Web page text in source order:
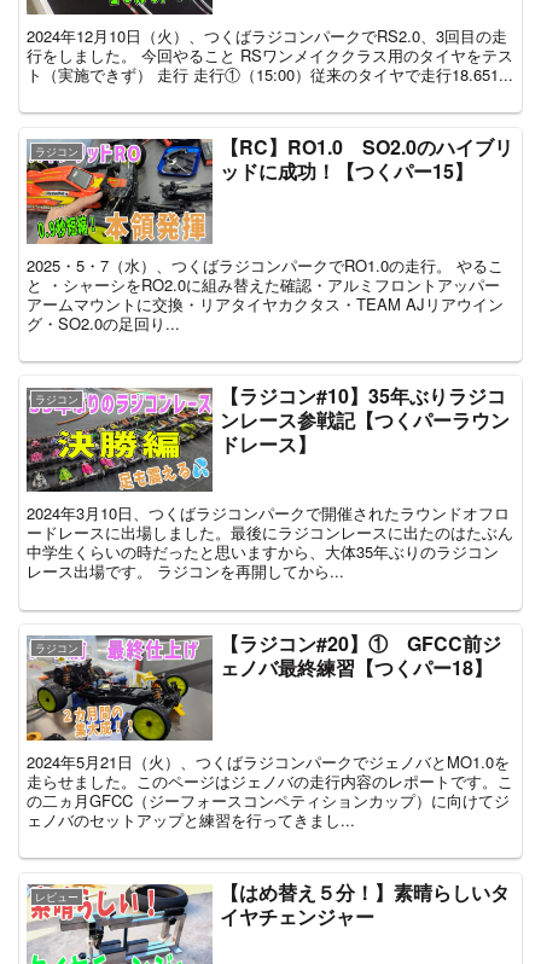
2024年12月10日（火）、つくばラジコンパークでRS2.0、3回目の走
行をしました。 今回やること RSワンメイククラス用のタイヤをテス
ト（実施できず） 走行 走行①（15:00）従来のタイヤで走行18.651...
ラジコン
【RC】RO1.0 SO2.0のハイブリ
ッドに成功！【つくパー15】
2025・5・7（水）、つくばラジコンパークでRO1.0の走行。 やるこ
と ・シャーシをRO2.0に組み替えた確認・アルミフロントアッパー
アームマウントに交換・リアタイヤカクタス・TEAM AJリアウイン
グ・SO2.0の足回り...
ラジコン
【ラジコン#10】35年ぶりラジコ
ンレース参戦記【つくパーラウン
ドレース】
2024年3月10日、つくばラジコンパークで開催されたラウンドオフロ
ードレースに出場しました。最後にラジコンレースに出たのはたぶん
中学生くらいの時だったと思いますから、大体35年ぶりのラジコン
レース出場です。 ラジコンを再開してから...
ラジコン
【ラジコン#20】① GFCC前ジ
ェノバ最終練習【つくパー18】
2024年5月21日（火）、つくばラジコンパークでジェノバとMO1.0を
走らせました。このページはジェノバの走行内容のレポートです。こ
の二ヵ月GFCC（ジーフォースコンペティションカップ）に向けてジ
ェノバのセットアップと練習を行ってきまし...
レビュー
【はめ替え５分！】素晴らしいタ
イヤチェンジャー